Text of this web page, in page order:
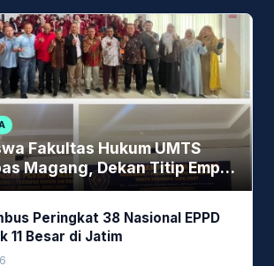
Fakultas Hukum UMTS
Magang, Dekan Titip Empat
Peringkat 38 Nasional EPPD
11 Besar di Jatim